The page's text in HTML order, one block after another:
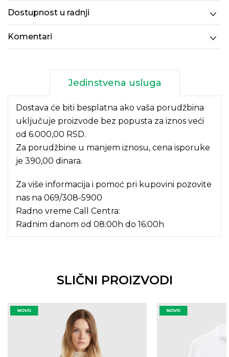
Dostupnost u radnji
Komentari
Jedinstvena usluga
Dostava će biti besplatna ako vaša porudžbina
uključuje proizvode bez popusta za iznos veći
od 6.000,00 RSD.
Za porudžbine u manjem iznosu, cena isporuke
je 390,00 dinara.
Za više informacija i pomoć pri kupovini pozovite
nas na 069/308-5900
Radno vreme Call Centra:
Radnim danom od 08:00h do 16:00h
SLIČNI PROIZVODI